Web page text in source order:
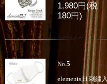
1,980円(税
180円)
No. 5
elements,H 刺繍入